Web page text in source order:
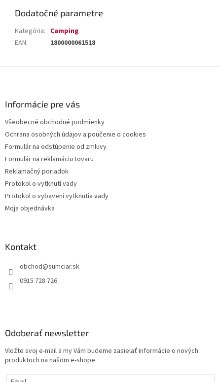
Dodatočné parametre
Kategória: Camping
EAN: 1800000061518
Informácie pre vás
Všeobecné obchodné podmienky
Ochrana osobných údajov a poučenie o cookies
Formulár na odstúpenie od zmluvy
Formulár na reklamáciu tovaru
Reklamačný poriadok
Protokol o vytknutí vady
Protokol o vybavení vytknutia vady
Moja objednávka
Kontakt
obchod@sumciar.sk
0915 728 726
Odoberať newsletter
Vložte svoj e-mail a my Vám budeme zasielať informácie o nových
produktoch na našom e-shope.